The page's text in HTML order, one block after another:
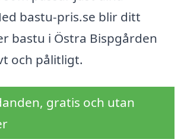
bastu-pris.se blir ditt
bastu i Östra Bispgården
och pålitligt.
gratis och utan